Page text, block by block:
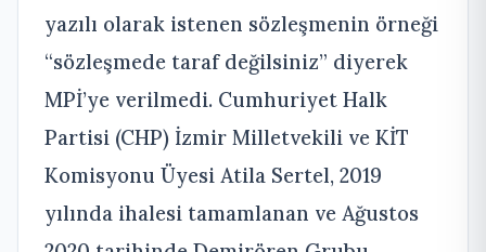
yazılı olarak istenen sözleşmenin örneği
“sözleşmede taraf değilsiniz” diyerek
MPİ’ye verilmedi. Cumhuriyet Halk
Partisi (CHP) İzmir Milletvekili ve KİT
Komisyonu Üyesi Atila Sertel, 2019
yılında ihalesi tamamlanan ve Ağustos